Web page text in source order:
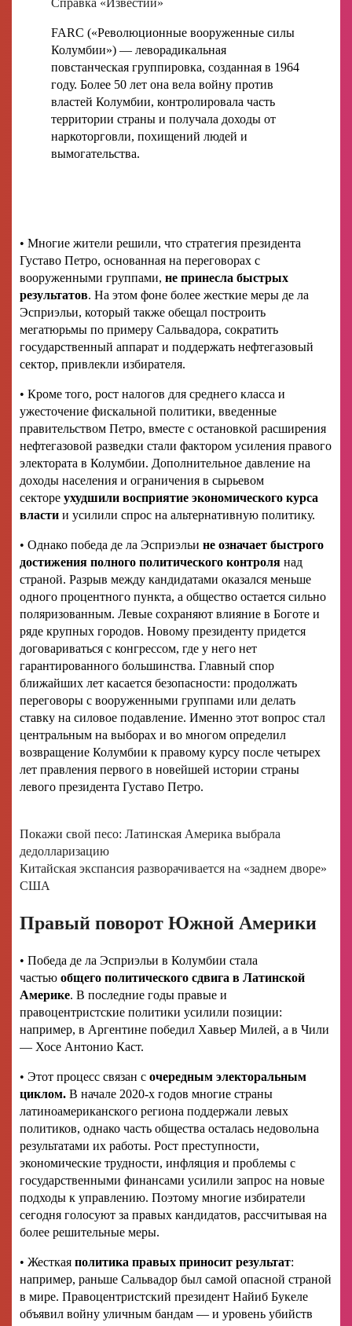
Справка «Известий»
FARC («Революционные вооруженные силы
Колумбии») — леворадикальная
повстанческая группировка, созданная в 1964
году. Более 50 лет она вела войну против
властей Колумбии, контролировала часть
территории страны и получала доходы от
наркоторговли, похищений людей и
вымогательства.
• Многие жители решили, что стратегия президента
Густаво Петро, основанная на переговорах с
вооруженными группами, не принесла быстрых
результатов. На этом фоне более жесткие меры де ла
Эсприэльи, который также обещал построить
мегатюрьмы по примеру Сальвадора, сократить
государственный аппарат и поддержать нефтегазовый
сектор, привлекли избирателя.
• Кроме того, рост налогов для среднего класса и
ужесточение фискальной политики, введенные
правительством Петро, вместе с остановкой расширения
нефтегазовой разведки стали фактором усиления правого
электората в Колумбии. Дополнительное давление на
доходы населения и ограничения в сырьевом
секторе ухудшили восприятие экономического курса
власти и усилили спрос на альтернативную политику.
• Однако победа де ла Эсприэльи не означает быстрого
достижения полного политического контроля над
страной. Разрыв между кандидатами оказался меньше
одного процентного пункта, а общество остается сильно
поляризованным. Левые сохраняют влияние в Боготе и
ряде крупных городов. Новому президенту придется
договариваться с конгрессом, где у него нет
гарантированного большинства. Главный спор
ближайших лет касается безопасности: продолжать
переговоры с вооруженными группами или делать
ставку на силовое подавление. Именно этот вопрос стал
центральным на выборах и во многом определил
возвращение Колумбии к правому курсу после четырех
лет правления первого в новейшей истории страны
левого президента Густаво Петро.
Покажи свой песо: Латинская Америка выбрала
дедолларизацию
Китайская экспансия разворачивается на «заднем дворе»
США
Правый поворот Южной Америки
• Победа де ла Эсприэльи в Колумбии стала
частью общего политического сдвига в Латинской
Америке. В последние годы правые и
правоцентристские политики усилили позиции:
например, в Аргентине победил Хавьер Милей, а в Чили
— Хосе Антонио Каст.
• Этот процесс связан с очередным электоральным
циклом. В начале 2020-х годов многие страны
латиноамериканского региона поддержали левых
политиков, однако часть общества осталась недовольна
результатами их работы. Рост преступности,
экономические трудности, инфляция и проблемы с
государственными финансами усилили запрос на новые
подходы к управлению. Поэтому многие избиратели
сегодня голосуют за правых кандидатов, рассчитывая на
более решительные меры.
• Жесткая политика правых приносит результат:
например, раньше Сальвадор был самой опасной страной
в мире. Правоцентристский президент Найиб Букеле
объявил войну уличным бандам — и уровень убийств